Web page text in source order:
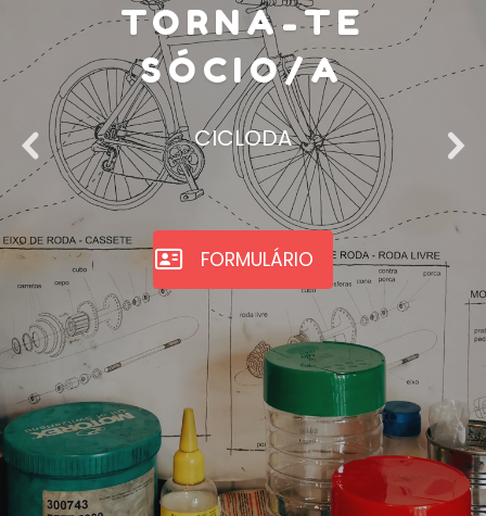
TORNA-TE
SÓCIO/A
CICLODA
FORMULÁRIO